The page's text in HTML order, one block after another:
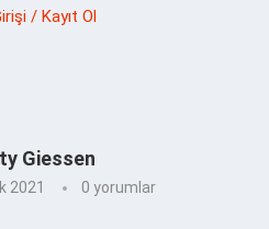
/ Kayıt Ol
Giessen
2021 0 yorumlar